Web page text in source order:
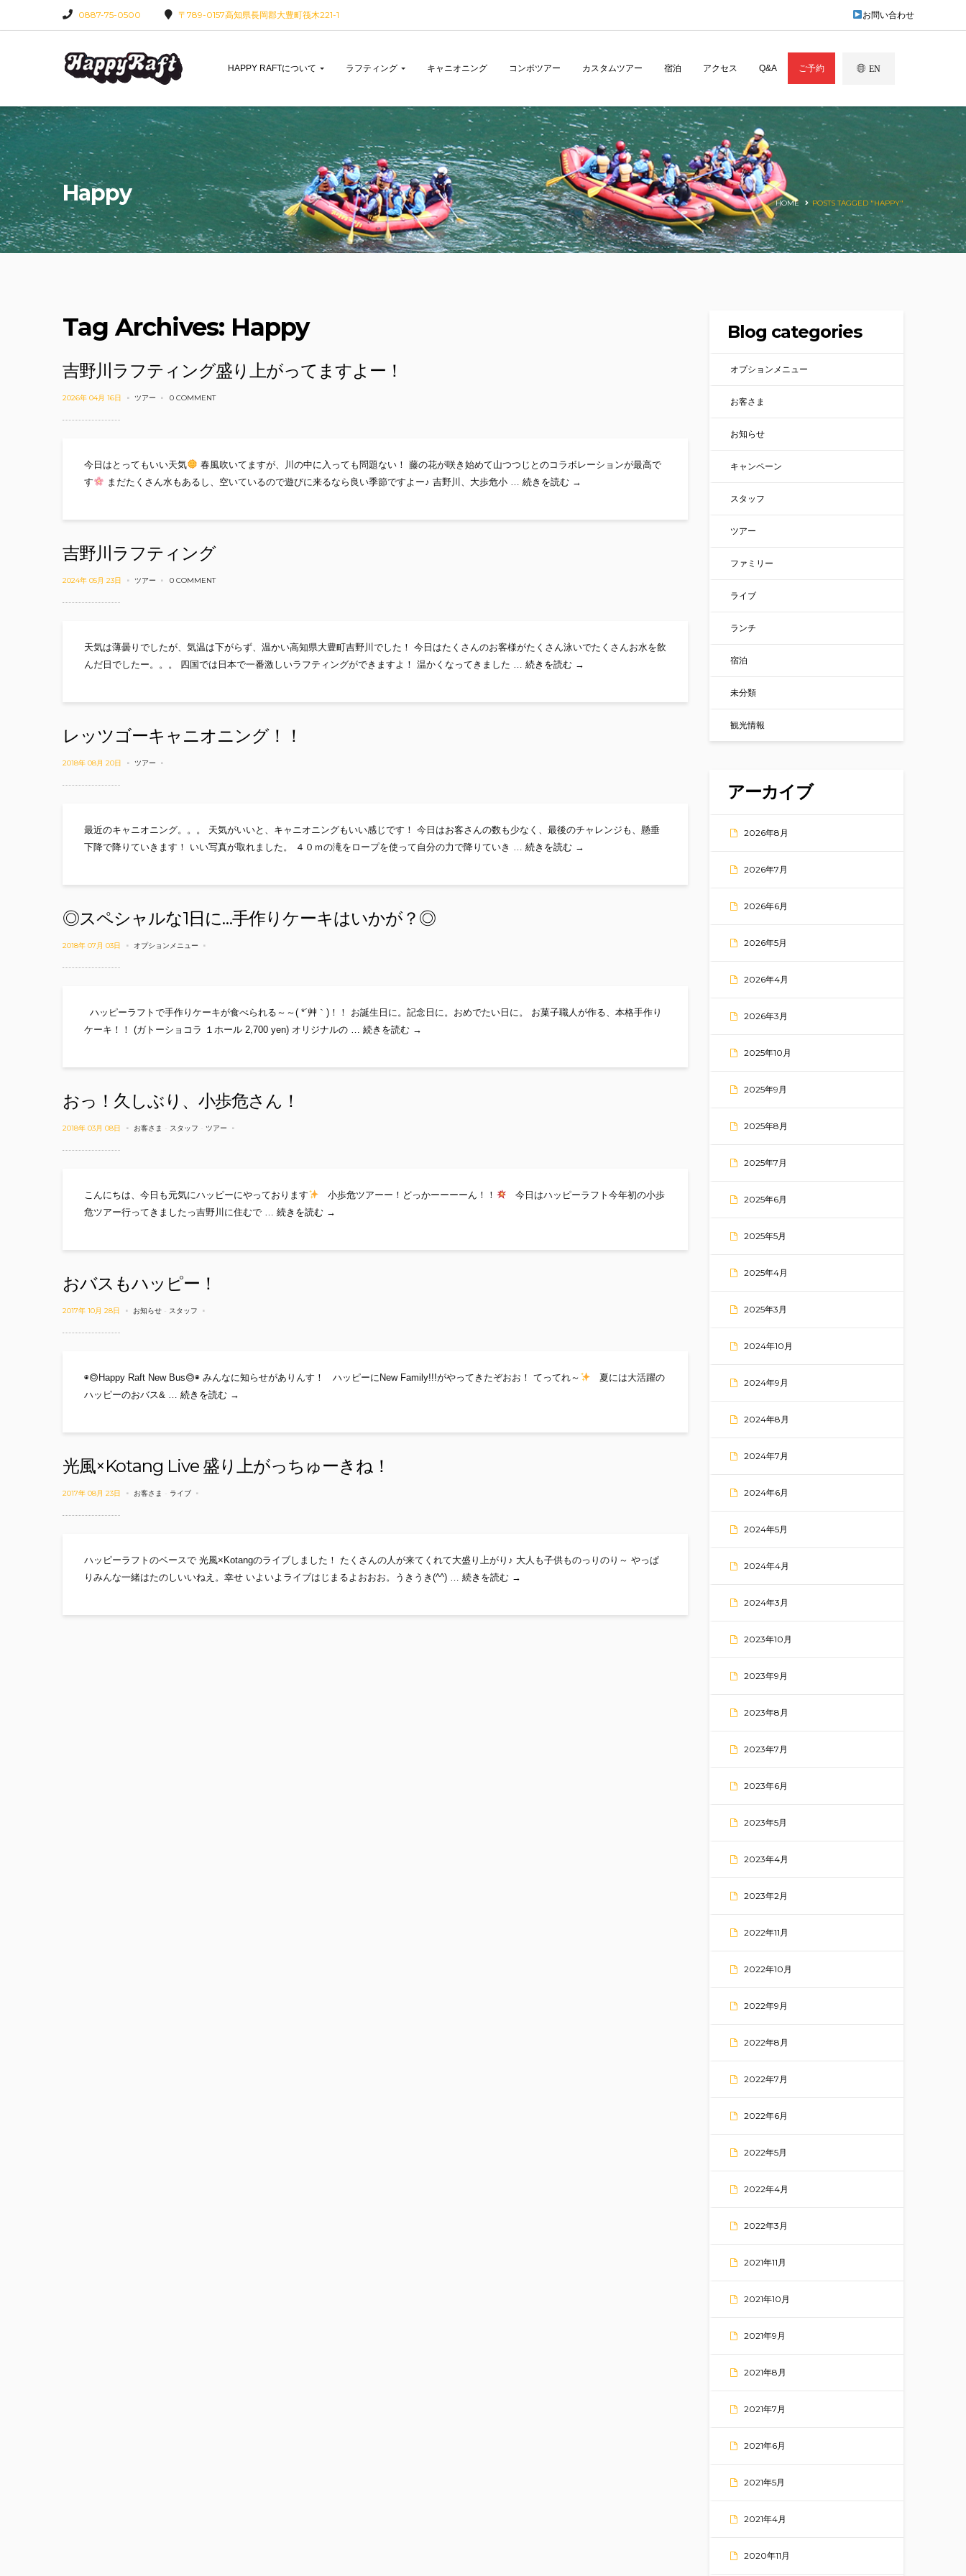
0887-75-0500 〒789-0157高知県長岡郡大豊町筏木221-1 お問い合わせ
HAPPY RAFTについて ラフティング キャニオニング コンボツアー カスタムツアー 宿泊 アクセス Q&A ご予約 EN
Happy HOME POSTS TAGGED "HAPPY"
Blog categories
オプションメニュー
お客さま
お知らせ
キャンペーン
スタッフ
ツアー
ファミリー
ライブ
ランチ
宿泊
未分類
観光情報
アーカイブ
2026年8月
2026年7月
2026年6月
2026年5月
2026年4月
2026年3月
2025年10月
2025年9月
2025年8月
2025年7月
2025年6月
2025年5月
2025年4月
2025年3月
2024年10月
2024年9月
2024年8月
2024年7月
2024年6月
2024年5月
2024年4月
2024年3月
2023年10月
2023年9月
2023年8月
2023年7月
2023年6月
2023年5月
2023年4月
2023年2月
2022年11月
2022年10月
2022年9月
2022年8月
2022年7月
2022年6月
2022年5月
2022年4月
2022年3月
2021年11月
2021年10月
2021年9月
2021年8月
2021年7月
2021年6月
2021年5月
2021年4月
2020年11月
Tag Archives: Happy
吉野川ラフティング盛り上がってますよー！
2026年 04月 16日 ツアー 0 COMMENT
今日はとってもいい天気
春風吹いてますが、川の中に入っても問題ない！ 藤の花が咲き始めて山つつじとのコラボレーションが最高で
す
まだたくさん水もあるし、空いているので遊びに来るなら良い季節ですよー♪ 吉野川、大歩危小 … 続きを読む 吉野川ラフティング盛り上がってますよー！
→
吉野川ラフティング
2024年 05月 23日 ツアー 0 COMMENT
天気は薄曇りでしたが、気温は下がらず、温かい高知県大豊町吉野川でした！ 今日はたくさんのお客様がたくさん泳いでたくさんお水を飲
んだ日でしたー。。。 四国では日本で一番激しいラフティングができますよ！ 温かくなってきました … 続きを読む 吉野川ラフティング
→
レッツゴーキャニオニング！！
2018年 08月 20日 ツアー
最近のキャニオニング。。。 天気がいいと、キャニオニングもいい感じです！ 今日はお客さんの数も少なく、最後のチャレンジも、懸垂
下降で降りていきます！ いい写真が取れました。 ４０ｍの滝をロープを使って自分の力で降りていき … 続きを読む レッツゴーキャニオニング！！
→
◎スペシャルな1日に…手作りケーキはいかが？◎
2018年 07月 03日 オプションメニュー
ハッピーラフトで手作りケーキが食べられる～～( *´艸｀)！！ お誕生日に。記念日に。おめでたい日に。 お菓子職人が作る、本格手作り
ケーキ！！ (ガトーショコラ １ホール 2,700 yen) オリジナルの … 続きを読む ◎スペシャルな1日に…手作りケーキはいかが？◎
→
おっ！久しぶり、小歩危さん！
2018年 03月 08日 お客さま - スタッフ - ツアー
こんにちは、今日も元気にハッピーにやっております 小歩危ツアーー！どっかーーーーん！！
今日はハッピーラフト今年初の小歩
危ツアー行ってきましたっ吉野川に住むで … 続きを読む おっ！久しぶり、小歩危さん！
→
おバスもハッピー！
2017年 10月 28日 お知らせ - スタッフ
◉◎Happy Raft New Bus◎◉ みんなに知らせがありんす！ ハッピーにNew Family!!!がやってきたぞおお！ てってれ～
夏には大活躍の
ハッピーのおバス& … 続きを読む おバスもハッピー！
→
光風×Kotang Live 盛り上がっちゅーきね！
2017年 08月 23日 お客さま - ライブ
ハッピーラフトのベースで 光風×Kotangのライブしました！ たくさんの人が来てくれて大盛り上がり♪ 大人も子供ものっりのり～ やっぱ
りみんな一緒はたのしいいねえ。幸せ いよいよライブはじまるよおおお。うきうき(^^) … 続きを読む 光風×Kotang Live 盛り上がっちゅーきね！
→